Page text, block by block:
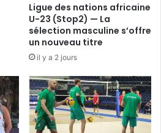
Ligue des nations africaine
U-23 (Stop2) — La
sélection masculine s’offre
un nouveau titre
il y a 2 jours